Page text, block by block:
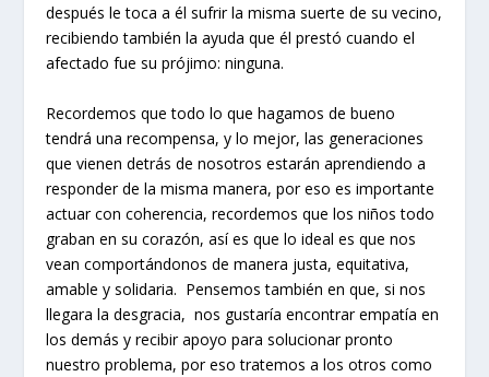
después le toca a él sufrir la misma suerte de su vecino,
recibiendo también la ayuda que él prestó cuando el
afectado fue su prójimo: ninguna.
Recordemos que todo lo que hagamos de bueno
tendrá una recompensa, y lo mejor, las generaciones
que vienen detrás de nosotros estarán aprendiendo a
responder de la misma manera, por eso es importante
actuar con coherencia, recordemos que los niños todo
graban en su corazón, así es que lo ideal es que nos
vean comportándonos de manera justa, equitativa,
amable y solidaria. Pensemos también en que, si nos
llegara la desgracia, nos gustaría encontrar empatía en
los demás y recibir apoyo para solucionar pronto
nuestro problema, por eso tratemos a los otros como